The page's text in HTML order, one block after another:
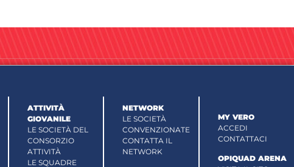
ATTIVITÀ
GIOVANILE
LE SOCIETÀ DEL
CONSORZIO
ATTIVITÀ
LE SQUADRE
NETWORK
LE SOCIETÀ
CONVENZIONATE
CONTATTA IL
NETWORK
MY VERO
ACCEDI
CONTATTACI
OPIQUAD ARENA